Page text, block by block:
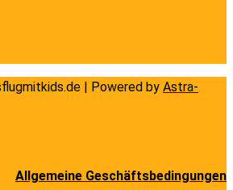
| Powered by Astra-
Allgemeine Geschäftsbedingungen